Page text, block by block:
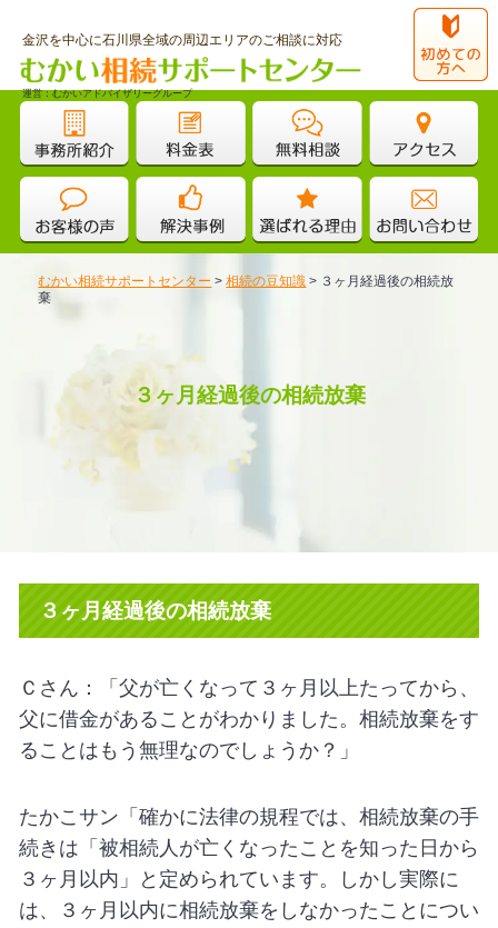
金沢を中心に石川県全域の周辺エリアのご相談に対応
運営：むかいアドバイザリーグループ
むかい相続サポートセンター >相続の豆知識 > ３ヶ月経過後の相続放
棄
３ヶ月経過後の相続放棄
３ヶ月経過後の相続放棄
Ｃさん：「父が亡くなって３ヶ月以上たってから、
父に借金があることがわかりました。相続放棄をす
ることはもう無理なのでしょうか？」
たかこサン「確かに法律の規程では、相続放棄の手
続きは「被相続人が亡くなったことを知った日から
３ヶ月以内」と定められています。しかし実際に
は、３ヶ月以内に相続放棄をしなかったことについ